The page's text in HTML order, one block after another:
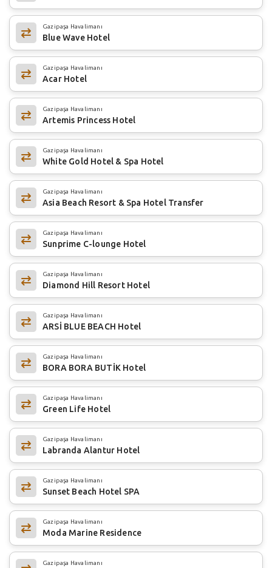
Gazipaşa Havalimanı
Blue Wave Hotel
Gazipaşa Havalimanı
Acar Hotel
Gazipaşa Havalimanı
Artemis Princess Hotel
Gazipaşa Havalimanı
White Gold Hotel & Spa Hotel
Gazipaşa Havalimanı
Asia Beach Resort & Spa Hotel Transfer
Gazipaşa Havalimanı
Sunprime C-lounge Hotel
Gazipaşa Havalimanı
Diamond Hill Resort Hotel
Gazipaşa Havalimanı
ARSİ BLUE BEACH Hotel
Gazipaşa Havalimanı
BORA BORA BUTİK Hotel
Gazipaşa Havalimanı
Green Life Hotel
Gazipaşa Havalimanı
Labranda Alantur Hotel
Gazipaşa Havalimanı
Sunset Beach Hotel SPA
Gazipaşa Havalimanı
Moda Marine Residence
Gazipaşa Havalimanı